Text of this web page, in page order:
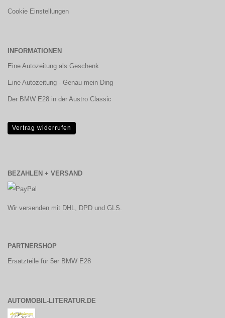
Cookie Einstellungen
INFORMATIONEN
Eine Autozeitung als Geschenk
Eine Autozeitung - Genau mein Ding
Der BMW E28 in der Austro Classic
Vertrag widerrufen
BEZAHLEN + VERSAND
Wir versenden mit DHL, DPD und GLS.
PARTNERSHOP
Ersatzteile für 5er BMW E28
AUTOMOBIL-LITERATUR.DE